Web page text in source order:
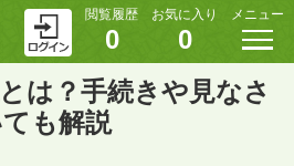
閲覧履歴
0
お気に入り
0
メニュー
は？手続きや見なさ
も解説